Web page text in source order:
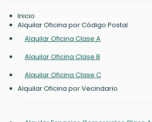
Inicio
Alquilar Oficina por Código Postal
Alquilar Oficina Clase A
Alquilar Oficina Clase B
Alquilar Oficina Clase C
Alquilar Oficina por Vecindario